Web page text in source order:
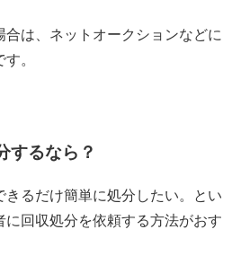
は、ネットオークションなどに
。
するなら？
るだけ簡単に処分したい。とい
に回収処分を依頼する方法がおす